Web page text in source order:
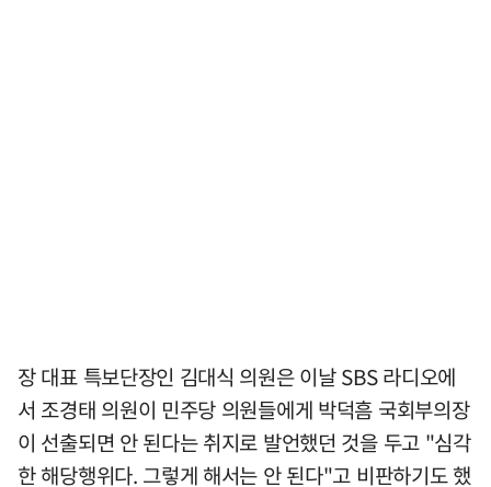
장 대표 특보단장인 김대식 의원은 이날 SBS 라디오에
서 조경태 의원이 민주당 의원들에게 박덕흠 국회부의장
이 선출되면 안 된다는 취지로 발언했던 것을 두고 "심각
한 해당행위다. 그렇게 해서는 안 된다"고 비판하기도 했